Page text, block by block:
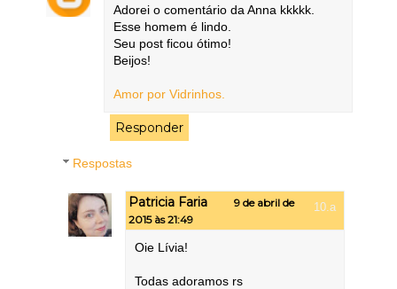
Adorei o comentário da Anna kkkkk.
Esse homem é lindo.
Seu post ficou ótimo!
Beijos!
Amor por Vidrinhos.
Responder
Respostas
Patricia Faria
9 de abril de
2015 às 21:49
Oie Lívia!
Todas adoramos rs